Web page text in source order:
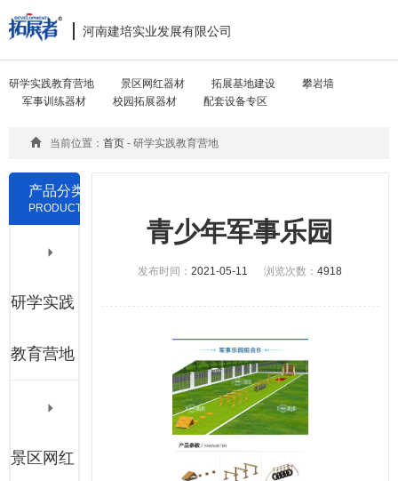
河南建培实业发展有限公司
研学实践教育营地 景区网红器材 拓展基地建设
攀岩墙
军事训练器材
校园拓展器材 配套设备专区
当前位置： 首页 - 研学实践教育营地
产品分类
PRODUCTS
研学实践
教育营地
景区网红
青少年军事乐园
发布时间：2021-05-11 浏览次数：4918